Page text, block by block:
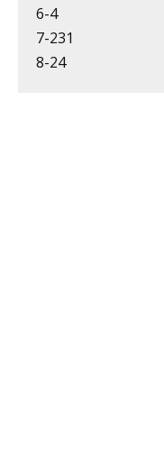
6-4
7-231
8-24